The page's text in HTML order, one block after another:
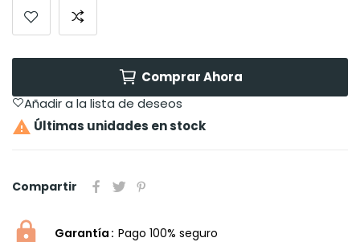
Comprar Ahora
Añadir a la lista de deseos
 Últimas unidades en stock
Compartir
Garantía Pago 100% seguro